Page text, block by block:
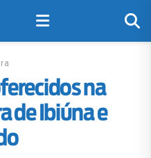
na
de Ibiúna e